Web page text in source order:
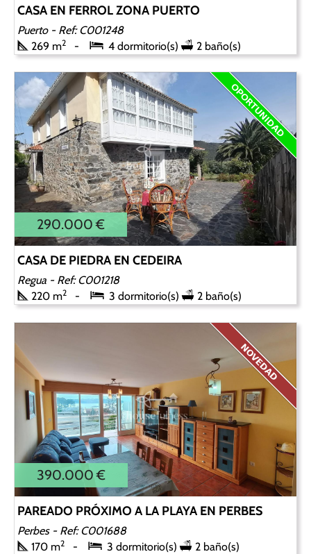
CASA EN FERROL ZONA PUERTO
Puerto - Ref: C001248
269 m2 4 dormitorio(s) 2 baño(s)
290.000 €
CASA DE PIEDRA EN CEDEIRA
Regua - Ref: C001218
220 m2 3 dormitorio(s) 2 baño(s)
390.000 €
PAREADO PRÓXIMO A LA PLAYA EN PERBES
Perbes - Ref: C001688
170 m2 3 dormitorio(s) 2 baño(s)